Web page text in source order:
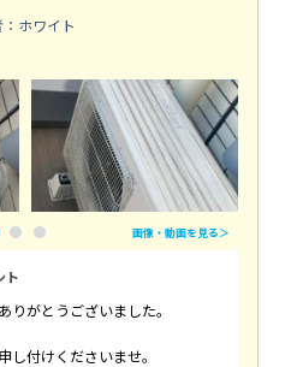
ホワイト
画像・動画を見る＞
ト
りがとうございました。
し付けくださいませ。